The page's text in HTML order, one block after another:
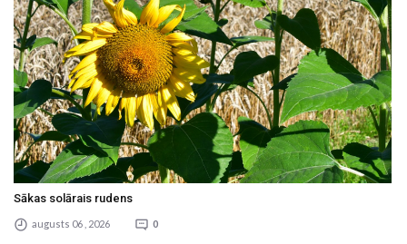
Sākas solārais rudens
augusts 06 , 2026 0